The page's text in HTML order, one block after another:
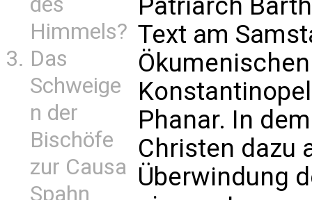
Himmels?
Das
Schweige
n der
Bischöfe
zur Causa
Spahn
Text am
Phanar. In
Christen dazu
Überwindung